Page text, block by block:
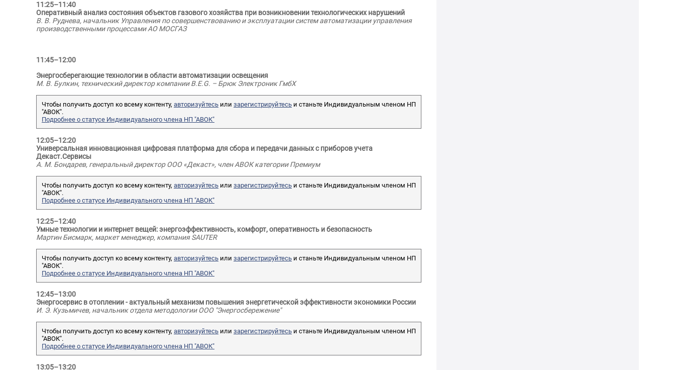
11:25–11:40
Оперативный анализ состояния объектов газового хозяйства при возникновении технологических нарушений
В. В. Руднева, начальник Управления по совершенствованию и эксплуатации систем автоматизации управления
производственными процессами АО МОСГАЗ
11:45–12:00
Энергосберегающие технологии в области автоматизации освещения
М. В. Булкин, технический директор компании B.E.G. – Брюк Электроник ГмбХ
Чтобы получить доступ ко всему контенту, авторизуйтесь или зарегистрируйтесь и станьте Индивидуальным членом НП
"АВОК".
Подробнее о статусе Индивидуального члена НП "АВОК"
12:05–12:20
Универсальная инновационная цифровая платформа для сбора и передачи данных с приборов учета
Декаст.Сервисы
А. М. Бондарев, генеральный директор ООО «Декаст», член АВОК категории Премиум
Чтобы получить доступ ко всему контенту, авторизуйтесь или зарегистрируйтесь и станьте Индивидуальным членом НП
"АВОК".
Подробнее о статусе Индивидуального члена НП "АВОК"
12:25–12:40
Умные технологии и интернет вещей: энергоэффективность, комфорт, оперативность и безопасность
Мартин Бисмарк, маркет менеджер, компания SAUTER
Чтобы получить доступ ко всему контенту, авторизуйтесь или зарегистрируйтесь и станьте Индивидуальным членом НП
"АВОК".
Подробнее о статусе Индивидуального члена НП "АВОК"
12:45–13:00
Энергосервис в отоплении - актуальный механизм повышения энергетической эффективности экономики России
И. Э. Кузьмичев, начальник отдела методологии ООО "Энергосбережение"
Чтобы получить доступ ко всему контенту, авторизуйтесь или зарегистрируйтесь и станьте Индивидуальным членом НП
"АВОК".
Подробнее о статусе Индивидуального члена НП "АВОК"
13:05–13:20